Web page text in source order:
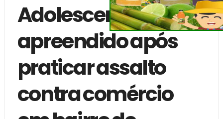
Adolescente é
apreendido após
praticar assalto
contra comércio